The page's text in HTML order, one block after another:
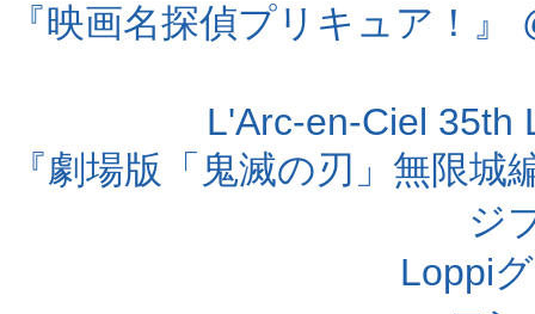
『映画名探偵プリキュア！
L'Arc-en-Ciel 35th
『劇場版「鬼滅の刃」無限
ジ
Loppi